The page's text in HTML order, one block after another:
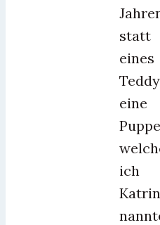
statt
eines
eine
ich
Katrin